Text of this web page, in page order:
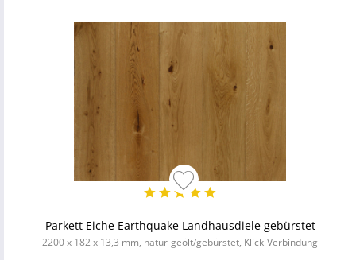
Parkett Eiche Earthquake Landhausdiele gebürstet
2200 x 182 x 13,3 mm, natur-geölt/gebürstet, Klick-Verbindung